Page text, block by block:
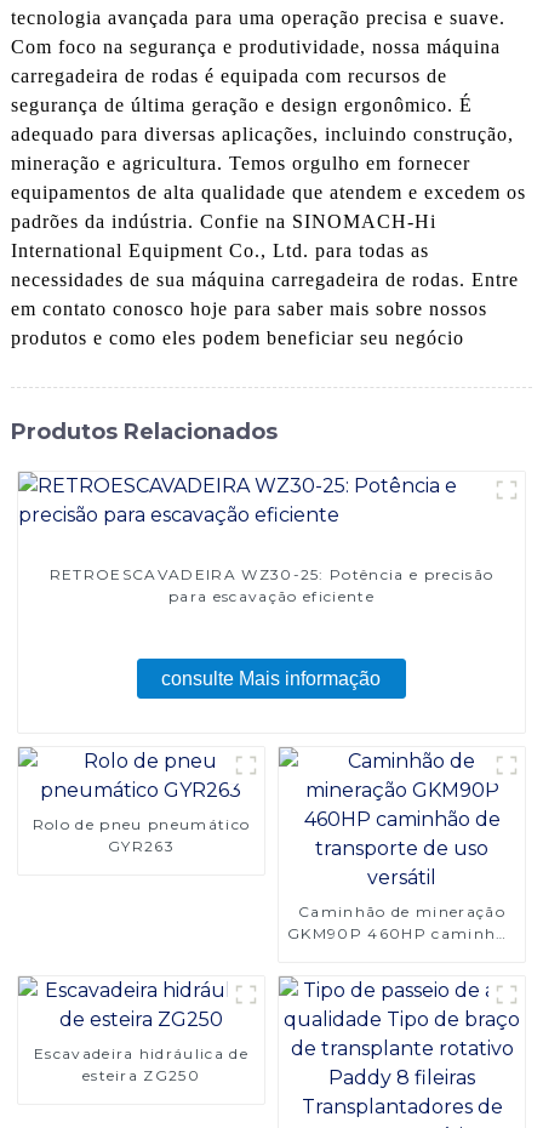
tecnologia avançada para uma operação precisa e suave.
Com foco na segurança e produtividade, nossa máquina
carregadeira de rodas é equipada com recursos de
segurança de última geração e design ergonômico. É
adequado para diversas aplicações, incluindo construção,
mineração e agricultura. Temos orgulho em fornecer
equipamentos de alta qualidade que atendem e excedem os
padrões da indústria. Confie na SINOMACH-Hi
International Equipment Co., Ltd. para todas as
necessidades de sua máquina carregadeira de rodas. Entre
em contato conosco hoje para saber mais sobre nossos
produtos e como eles podem beneficiar seu negócio
Produtos Relacionados
RETROESCAVADEIRA WZ30-25: Potência e precisão
para escavação eficiente
consulte Mais informação
Rolo de pneu pneumático
GYR263
Caminhão de mineração
GKM90P 460HP caminhão
Escavadeira hidráulica de
esteira ZG250